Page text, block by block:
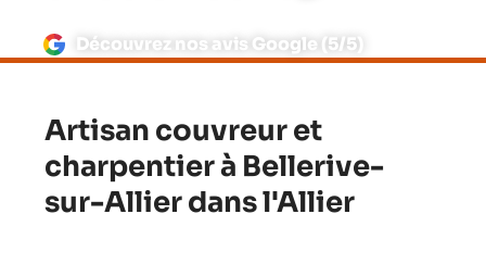
Découvrez nos avis Google (5/5)
Artisan couvreur et
charpentier à Bellerive-
sur-Allier dans l'Allier